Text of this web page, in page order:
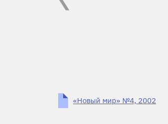
«Новый мир» №4, 2002